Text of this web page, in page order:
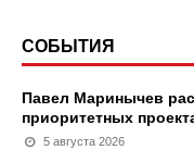
СОБЫТИЯ
Павел Маринычев
приоритетных
5 августа 2026